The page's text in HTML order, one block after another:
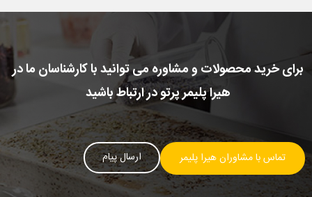
برای خرید محصولات و مشاوره می توانید با کارشناسان ما در
هیرا پلیمر پرتو در ارتباط باشید
تماس با مشاوران هیرا پلیمر ارسال پیام